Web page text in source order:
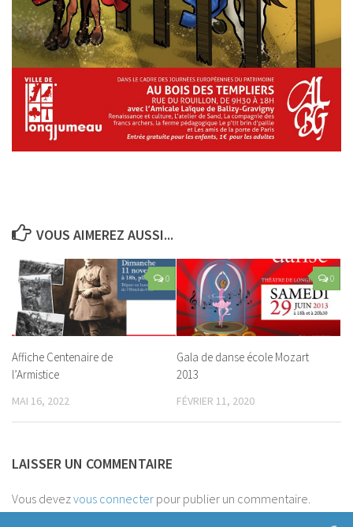
VOUS AIMEREZ AUSSI...
0
Affiche Centenaire de
l’Armistice
MAI 16, 2022
0
Gala de danse école Mozart
2013
FÉVRIER 11, 2020
LAISSER UN COMMENTAIRE
Vous devezvous connecter pour publier un commentaire.